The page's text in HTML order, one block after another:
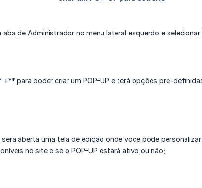
de Administrador no menu lateral esquerdo e selecionar
para poder criar um POP-UP e terá opções pré-
aberta uma tela de edição onde você pode
no site e se o POP-UP estará ativo ou não;